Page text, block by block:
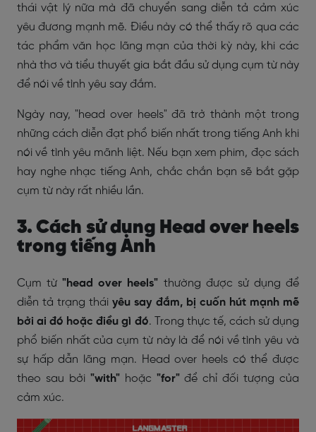
thái vật lý nữa mà đã chuyển sang diễn tả cảm xúc
yêu đương mạnh mẽ. Điều này có thể thấy rõ qua các
tác phẩm văn học lãng mạn của thời kỳ này, khi các
nhà thơ và tiểu thuyết gia bắt đầu sử dụng cụm từ này
để nói về tình yêu say đắm.
Ngày nay, "head over heels" đã trở thành một trong
những cách diễn đạt phổ biến nhất trong tiếng Anh khi
nói về tình yêu mãnh liệt. Nếu bạn xem phim, đọc sách
hay nghe nhạc tiếng Anh, chắc chắn bạn sẽ bắt gặp
cụm từ này rất nhiều lần.
3. Cách sử dụng Head over heels
trong tiếng Anh
Cụm từ "head over heels" thường được sử dụng để
diễn tả trạng tháiyêu say đắm, bị cuốn hút mạnh mẽ
bởi ai đó hoặc điều gì đó. Trong thực tế, cách sử dụng
phổ biến nhất của cụm từ này là để nói về tình yêu và
sự hấp dẫn lãng mạn. Head over heels có thể được
theo sau bởi "with"hoặc "for"để chỉ đối tượng của
cảm xúc.